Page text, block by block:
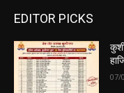
EDITOR PICKS
07/